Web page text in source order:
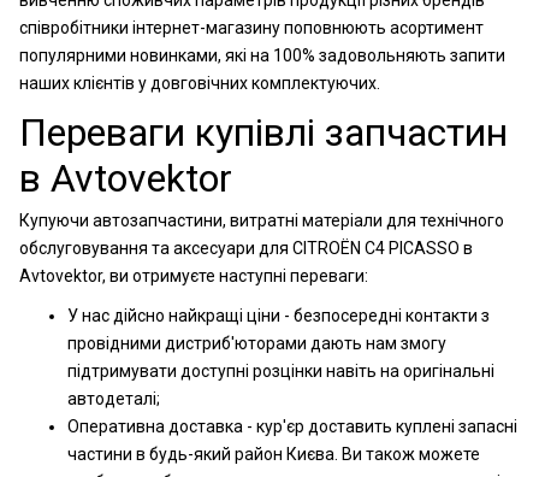
співробітники інтернет-магазину поповнюють асортимент
популярними новинками, які на 100% задовольняють запити
наших клієнтів у довговічних комплектуючих.
Переваги купівлі запчастин
в Avtovektor
Купуючи автозапчастини, витратні матеріали для технічного
обслуговування та аксесуари для CITROËN C4 PICASSO в
Avtovektor, ви отримуєте наступні переваги:
У нас дійсно найкращі ціни - безпосередні контакти з
провідними дистриб'юторами дають нам змогу
підтримувати доступні розцінки навіть на оригінальні
автодеталі;
Оперативна доставка - кур'єр доставить куплені запасні
частини в будь-який район Києва. Ви також можете